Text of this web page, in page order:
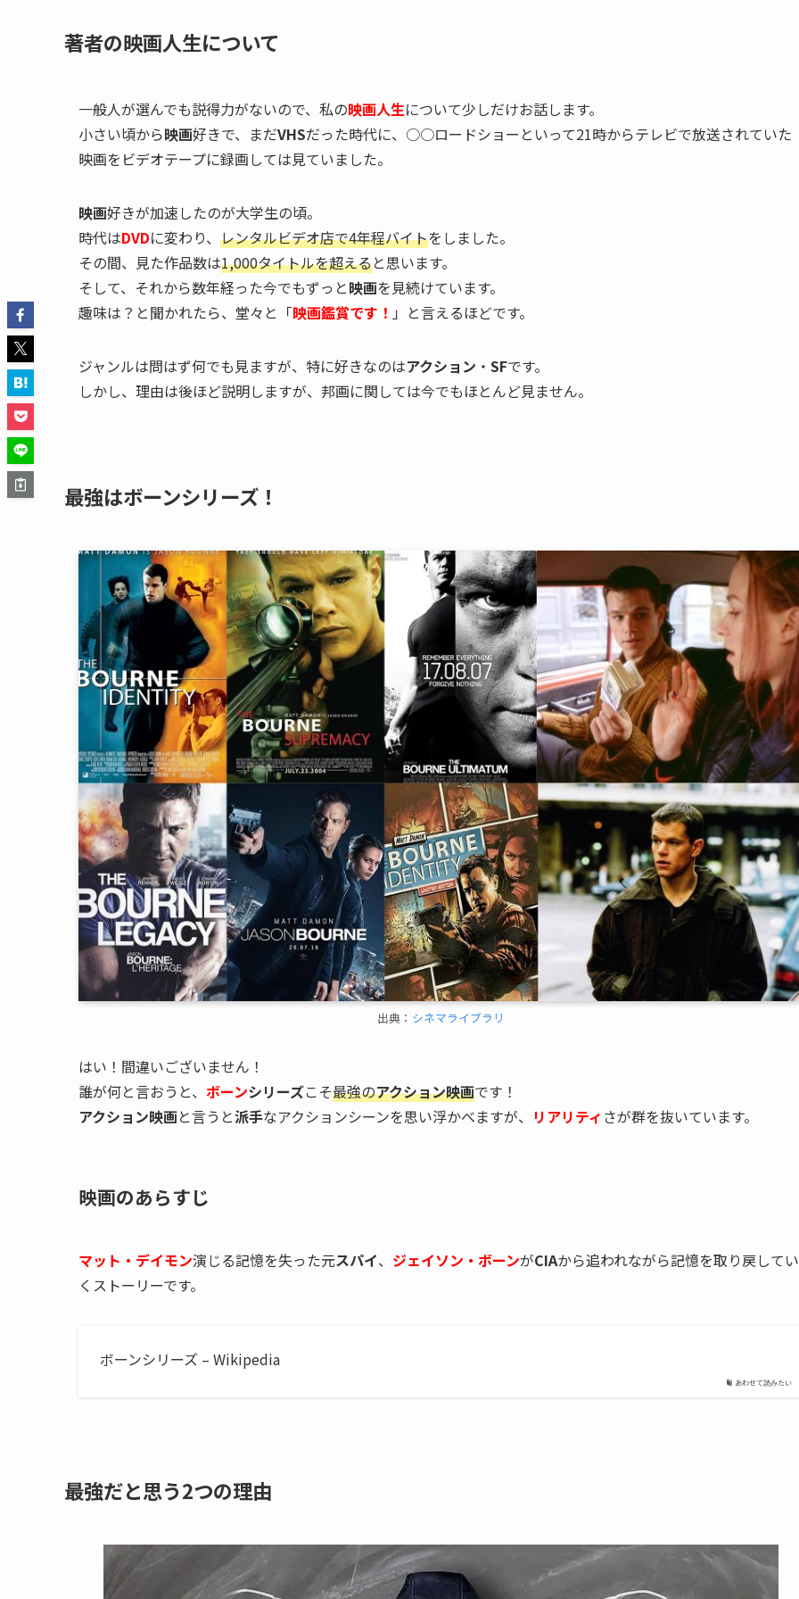
著者の映画人生について
一般人が選んでも説得力がないので、私の映画人生について少しだけお話します。
小さい頃から映画好きで、まだVHSだった時代に、○○ロードショーといって21時からテレビで放送されていた
映画をビデオテープに録画しては見ていました。
映画好きが加速したのが大学生の頃。
時代はDVDに変わり、 レンタルビデオ店で4年程バイトをしました。
その間、見た作品数は1,000タイトルを超えると思います。
そして、それから数年経った今でもずっと映画を見続けています。
趣味は？と聞かれたら、堂々と「映画鑑賞です！ 」と言えるほどです。
ジャンルは問はず何でも見ますが、特に好きなのはアクション ・ SFです。
しかし、理由は後ほど説明しますが、邦画に関しては今でもほとんど見ません。
最強はボーンシリーズ！
出典： シネマライブラリ
はい！間違いございません！
誰が何と言おうと、 ボーンシリーズこそ最強のアクション映画です！
アクション映画と言うと派手なアクションシーンを思い浮かべますが、 リアリティ さが群を抜いています。
映画のあらすじ
マット・デイモン演じる記憶を失った元スパイ、 ジェイソン・ボーンがCIAから追われながら記憶を取り戻してい
くストーリーです。
あわせて読みたい
ボーンシリーズ – Wikipedia
最強だと思う2つの理由